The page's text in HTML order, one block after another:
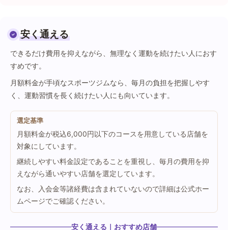
安く通える
できるだけ費用を抑えながら、無理なく運動を続けたい人におす
すめです。
月額料金が手頃なスポーツジムなら、毎月の負担を把握しやす
く、運動習慣を長く続けたい人にも向いています。
選定基準
月額料金が税込6,000円以下のコースを用意している店舗を
対象にしています。
継続しやすい料金設定であることを重視し、毎月の費用を抑
えながら通いやすい店舗を選定しています。
なお、入会金等諸経費は含まれていないので詳細は公式ホー
ムページでご確認ください。
安く通える｜おすすめ店舗